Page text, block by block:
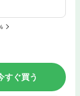
すぐ買う